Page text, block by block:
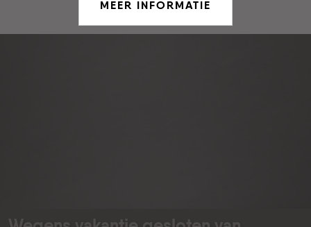
MEER INFORMATIE